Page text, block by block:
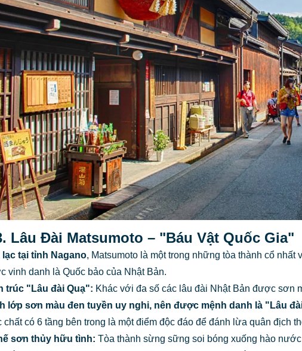
Lâu Đài Matsumoto – "Báu Vật Quốc Gia"
lạc tại tỉnh Nagano, Matsumoto là một trong những tòa thành cổ nhất
vinh danh là Quốc bảo của Nhật Bản.
trúc "Lâu đài Quạ": Khác với đa số các lâu đài Nhật Bản được sơn
lớp sơn màu đen tuyền uy nghi, nên được mệnh danh là "Lâu
chất có 6 tầng bên trong là một điểm độc đáo để đánh lừa quân địch
sơn thủy hữu tình: Tòa thành sừng sững soi bóng xuống hào